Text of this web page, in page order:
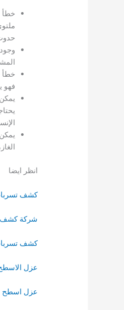
خطأ
خطأ
فهو
انظر ايضا
كشف
شركة كشف
كشف تسربات
عزل
عزل اسطح